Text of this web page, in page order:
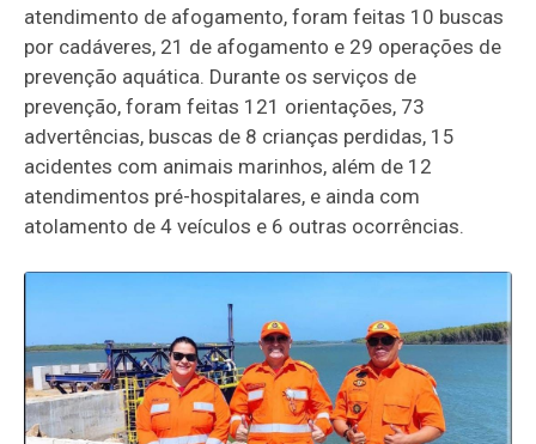
atendimento de afogamento, foram feitas 10 buscas
por cadáveres, 21 de afogamento e 29 operações de
prevenção aquática. Durante os serviços de
prevenção, foram feitas 121 orientações, 73
advertências, buscas de 8 crianças perdidas, 15
acidentes com animais marinhos, além de 12
atendimentos pré-hospitalares, e ainda com
atolamento de 4 veículos e 6 outras ocorrências.